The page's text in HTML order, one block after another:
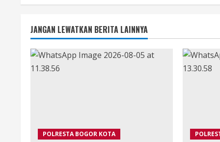
JANGAN LEWATKAN BERITA LAINNYA
POLRESTA BOGOR KOTA